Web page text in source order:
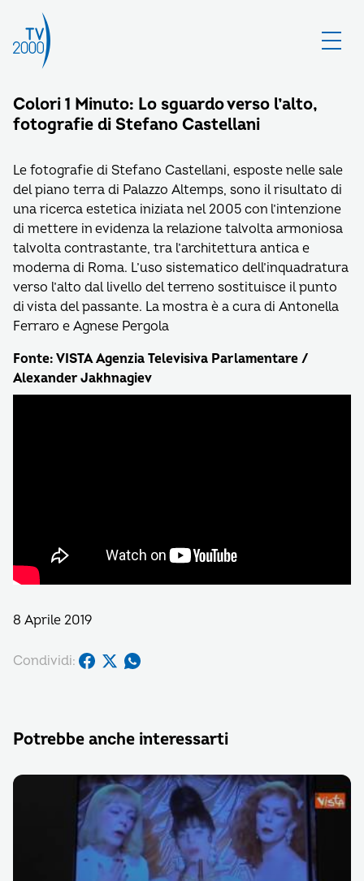
Colori 1 Minuto: Lo sguardo verso l’alto,
fotografie di Stefano Castellani
Le fotografie di Stefano Castellani, esposte nelle sale
del piano terra di Palazzo Altemps, sono il risultato di
una ricerca estetica iniziata nel 2005 con l’intenzione
di mettere in evidenza la relazione talvolta armoniosa
talvolta contrastante, tra l’architettura antica e
moderna di Roma. L’uso sistematico dell’inquadratura
verso l’alto dal livello del terreno sostituisce il punto
di vista del passante. La mostra è a cura di Antonella
Ferraro e Agnese Pergola
Fonte: VISTA Agenzia Televisiva Parlamentare /
Alexander Jakhnagiev
8 Aprile 2019
Condividi:
Potrebbe anche interessarti